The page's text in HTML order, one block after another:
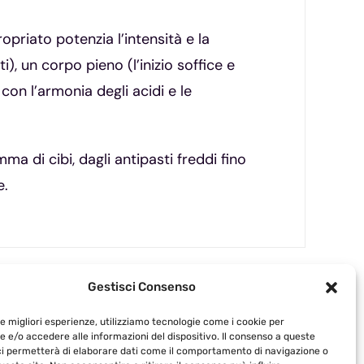
Gestisci Consenso
migliori esperienze, utilizziamo tecnologie come i cookie per
e/o accedere alle informazioni del dispositivo. Il consenso a queste
permetterà di elaborare dati come il comportamento di navigazione o
potenzia l’intensità e la
un corpo pieno (l’inizio soffice e
l’armonia degli acidi e le
di cibi, dagli antipasti freddi fino